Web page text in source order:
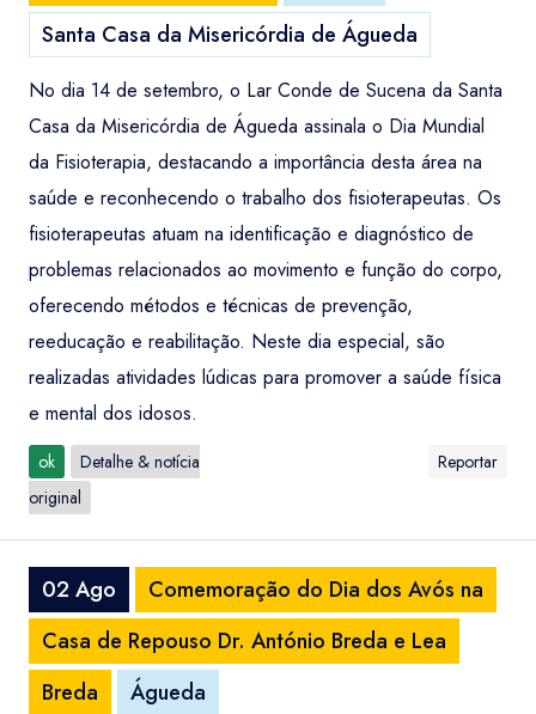
Santa Casa da Misericórdia de Águeda
No dia 14 de setembro, o Lar Conde de Sucena da Santa
Casa da Misericórdia de Águeda assinala o Dia Mundial
da Fisioterapia, destacando a importância desta área na
saúde e reconhecendo o trabalho dos fisioterapeutas. Os
fisioterapeutas atuam na identificação e diagnóstico de
problemas relacionados ao movimento e função do corpo,
oferecendo métodos e técnicas de prevenção,
reeducação e reabilitação. Neste dia especial, são
realizadas atividades lúdicas para promover a saúde física
e mental dos idosos.
ok
Detalhe & notícia
original
Reportar
02 Ago
Comemoração do Dia dos Avós na
Casa de Repouso Dr. António Breda e Lea
Breda
Águeda